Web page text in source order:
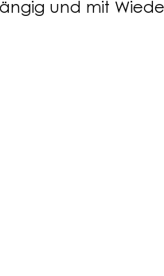
und mit